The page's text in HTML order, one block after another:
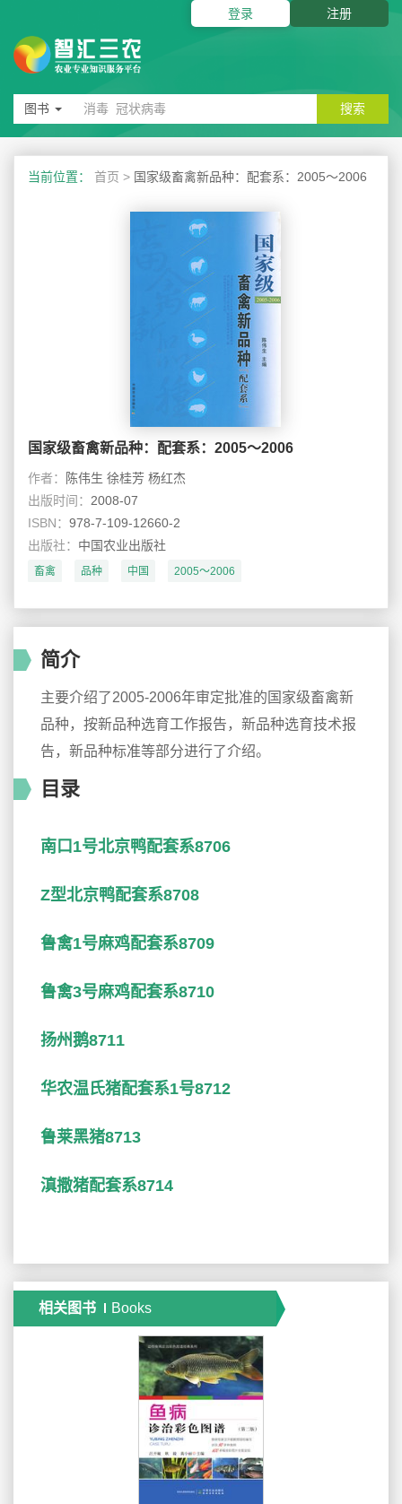
登录 注册
图书 搜索
当前位置： 首页 > 国家级畜禽新品种：配套系：2005～2006
国家级畜禽新品种：配套系：2005～2006
作者：
陈伟生 徐桂芳 杨红杰
出版时间： 2008-07
ISBN： 978-7-109-12660-2
出版社： 中国农业出版社
畜禽 品种 中国 2005～2006
简介
主要介绍了2005-2006年审定批准的国家级畜禽新
品种，按新品种选育工作报告，新品种选育技术报
告，新品种标准等部分进行了介绍。
目录
南口1号北京鸭配套系8706
Z型北京鸭配套系8708
鲁禽1号麻鸡配套系8709
鲁禽3号麻鸡配套系8710
扬州鹅8711
华农温氏猪配套系1号8712
鲁莱黑猪8713
滇撒猪配套系8714
相关图书 Books